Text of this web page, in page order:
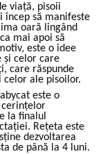
viață, pisoii
încep să manifeste
oară lingând
mai apoi să
este o idee
și celor care
care răspunde
ale pisoilor.
este o
cerințelor
la finalul
Rețeta este
dezvoltarea
de până la 4 luni.